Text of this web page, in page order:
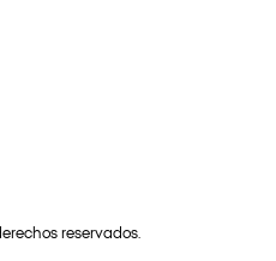
reservados.